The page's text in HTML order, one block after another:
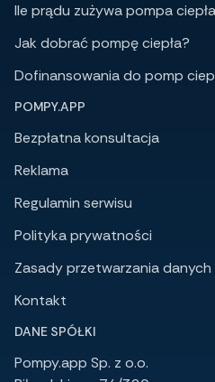
Ile prądu zużywa pompa
Jak dobrać pompę ciepła?
Dofinansowania do pomp
POMPY.APP
Bezpłatna konsultacja
Reklama
Regulamin serwisu
Polityka prywatności
Zasady przetwarzania
Kontakt
DANE SPÓŁKI
Pompy.app Sp. z o.o.